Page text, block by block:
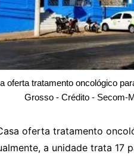
oferta tratamento oncológico
Grosso - Crédito - Secom-
oferta tratamento
a unidade trata 17